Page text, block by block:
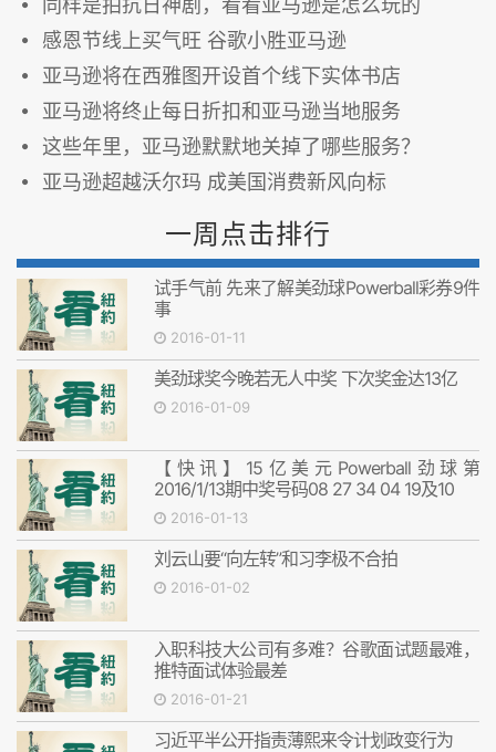
同样是拍抗日神剧，看看亚马逊是怎么玩的
感恩节线上买气旺 谷歌小胜亚马逊
亚马逊将在西雅图开设首个线下实体书店
亚马逊将终止每日折扣和亚马逊当地服务
这些年里，亚马逊默默地关掉了哪些服务？
亚马逊超越沃尔玛 成美国消费新风向标
一周点击排行
试手气前 先来了解美劲球Powerball彩券9件
事
2016-01-11
美劲球奖今晚若无人中奖 下次奖金达13亿
2016-01-09
【快讯】15亿美元Powerball劲球第
2016/1/13期中奖号码08 27 34 04 19及10
2016-01-13
刘云山要“向左转”和习李极不合拍
2016-01-02
入职科技大公司有多难？谷歌面试题最难，
推特面试体验最差
2016-01-21
习近平半公开指责薄熙来令计划政变行为